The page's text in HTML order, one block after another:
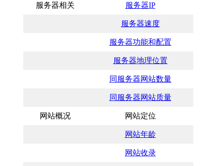
服务器相关 服务器IP
服务器速度
服务器功能和配置
服务器地理位置
同服务器网站数量
同服务器网站质量
网站概况 网站定位
网站年龄
网站收录